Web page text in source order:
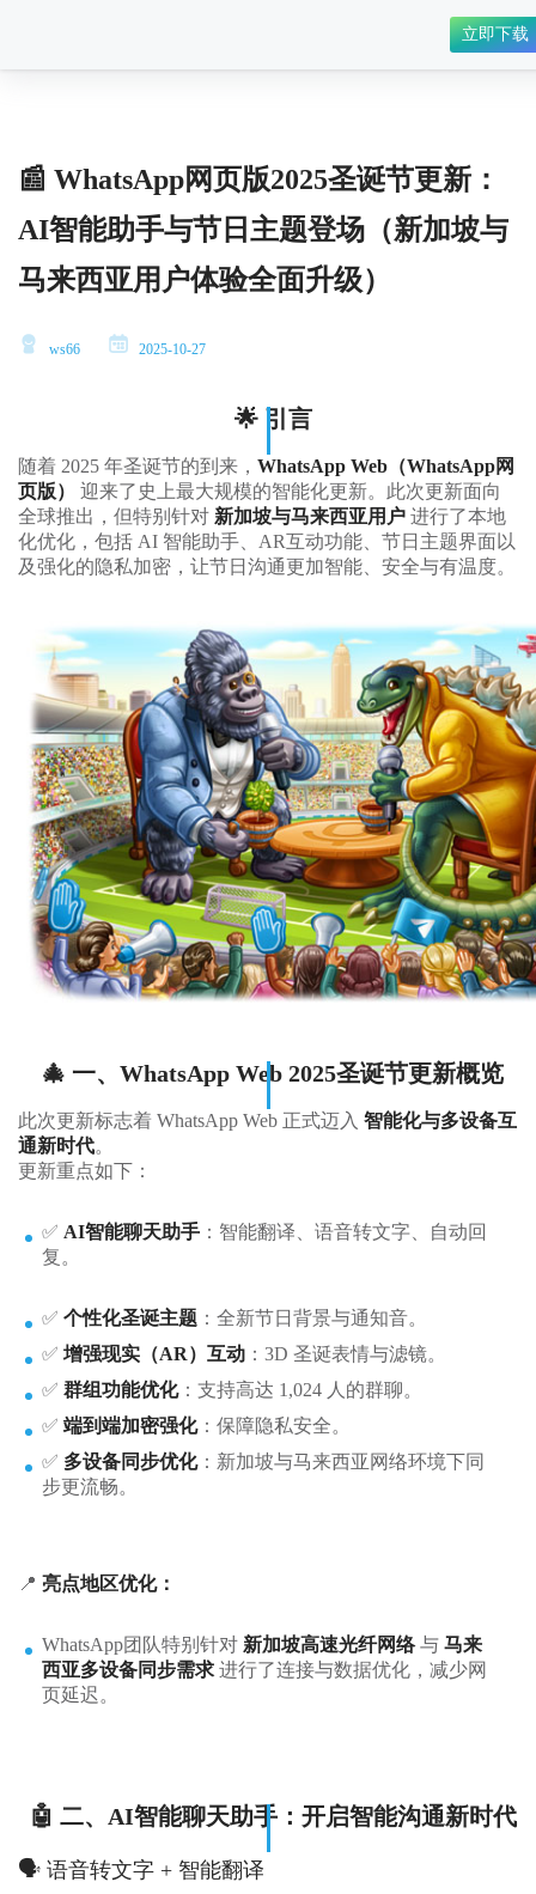
立即下载
📰 WhatsApp网页版2025圣诞节更新：
AI智能助手与节日主题登场（新加坡与
马来西亚用户体验全面升级）
ws66 2025-10-27
🌟 引言
随着 2025 年圣诞节的到来， WhatsApp Web（WhatsApp网
页版）
迎来了史上最大规模的智能化更新。此次更新面向
全球推出，但特别针对 新加坡与马来西亚用户 进行了本地
化优化，包括 AI 智能助手、AR互动功能、节日主题界面以
及强化的隐私加密，让节日沟通更加智能、安全与有温度。
🎄 一、WhatsApp Web 2025圣诞节更新概览
此次更新标志着 WhatsApp Web 正式迈入 智能化与多设备互
通新时代。
更新重点如下：
✅ AI智能聊天助手 ：智能翻译、语音转文字、自动回
复。
✅ 个性化圣诞主题 ：全新节日背景与通知音。
✅ 增强现实（AR）互动 ：3D 圣诞表情与滤镜。
✅ 群组功能优化：支持高达 1,024 人的群聊。
✅ 端到端加密强化：保障隐私安全。
✅ 多设备同步优化：新加坡与马来西亚网络环境下同
步更流畅。
📍 亮点地区优化：
WhatsApp团队特别针对 新加坡高速光纤网络与 马来
西亚多设备同步需求 进行了连接与数据优化，减少网
页延迟。
🤖 二、AI智能聊天助手：开启智能沟通新时代
🗣️ 语音转文字 + 智能翻译